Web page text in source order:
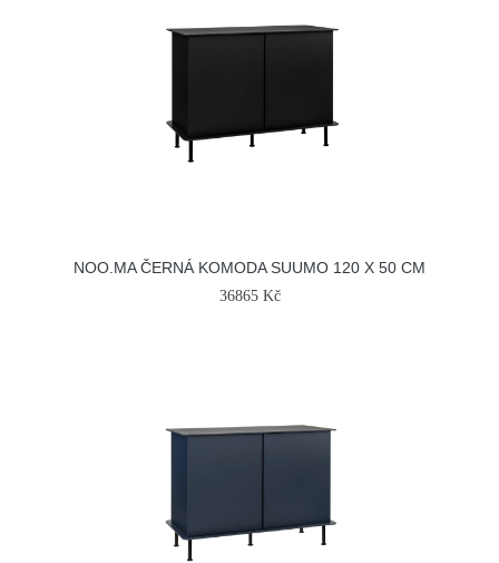
NOO.MA ČERNÁ KOMODA SUUMO 120 X 50 CM
36865 Kč